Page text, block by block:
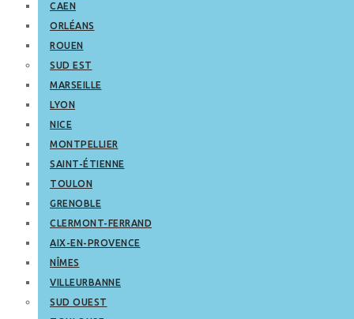
CAEN
ORLÉANS
ROUEN
SUD EST
MARSEILLE
LYON
NICE
MONTPELLIER
SAINT-ÉTIENNE
TOULON
GRENOBLE
CLERMONT-FERRAND
AIX-EN-PROVENCE
NÎMES
VILLEURBANNE
SUD OUEST